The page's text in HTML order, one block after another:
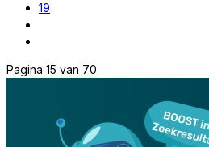
19
Pagina 15 van 70